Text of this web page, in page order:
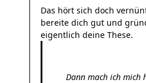
Das hört sich doch
bereite dich gut und
eigentlich deine These.
Dann mach ich mich